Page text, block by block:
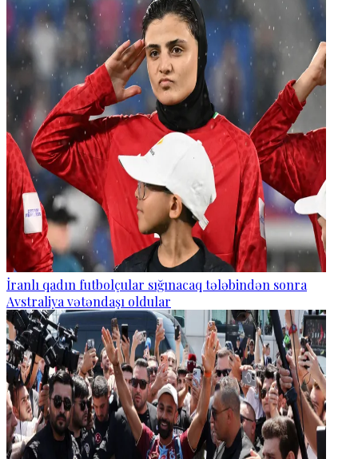
İranlı qadın futbolçular sığınacaq tələbindən sonra
Avstraliya vətəndaşı oldular